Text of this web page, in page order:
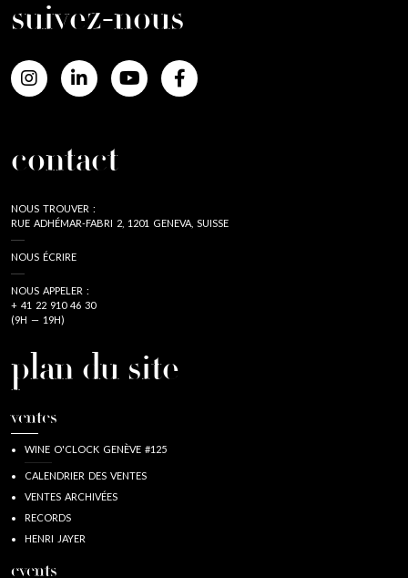
suivez-nous
contact
NOUS TROUVER :
RUE ADHÉMAR-FABRI 2, 1201 GENEVA, SUISSE
NOUS ÉCRIRE
NOUS APPELER :
+ 41 22 910 46 30
(9H — 19H)
plan du site
ventes
WINE O'CLOCK GENÈVE #125
CALENDRIER DES VENTES
VENTES ARCHIVÉES
RECORDS
HENRI JAYER
events